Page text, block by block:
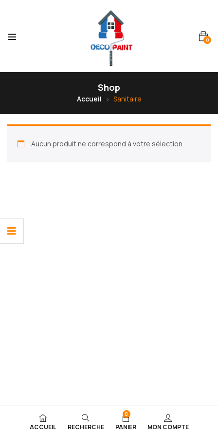
0
Shop
Accueil Sanitaire
Aucun produit ne correspond à votre sélection.
ACCUEIL RECHERCHE
0
PANIER MON COMPTE